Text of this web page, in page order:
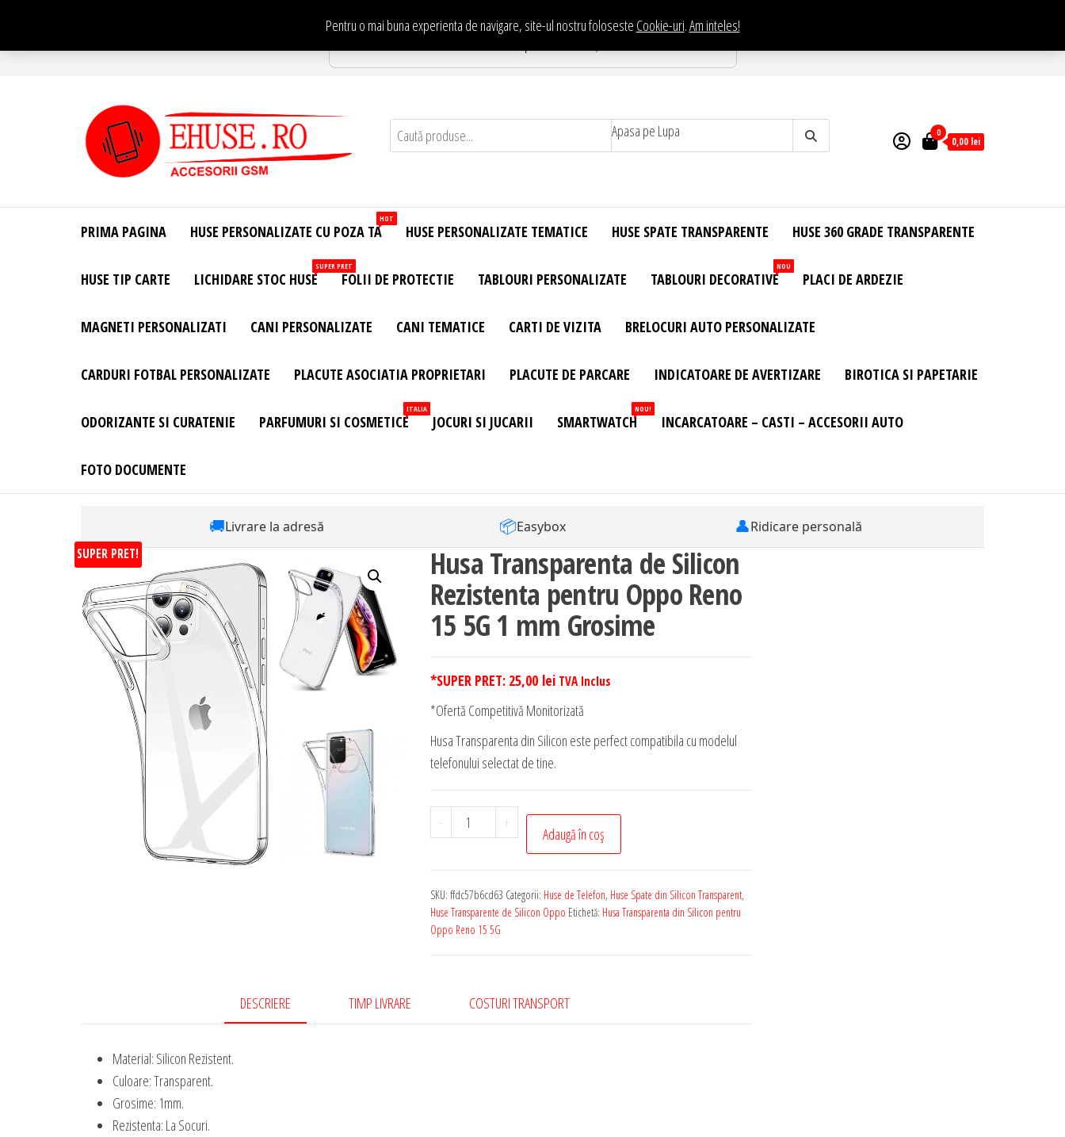
conținut
Pentru o mai buna experienta de navigare, site-ul nostru foloseste Cookie-uri.Am inteles!
Te asteptam in Showroom eHuse.ro
Site Oficial .
Huse
Personalizate
Huse
Personalizate
Telefon –
– Accesorii
Apasa pe Lupa 0
0,00 lei
PRIMA PAGINA HUSE PERSONALIZATE CU POZA TA
HOT
HUSE PERSONALIZATE TEMATICE HUSE SPATE TRANSPARENTE HUSE 360 GRADE TRANSPARENTE
HUSE TIP CARTE LICHIDARE STOC HUSE
SUPER PRET
FOLII DE PROTECTIE TABLOURI PERSONALIZATE TABLOURI DECORATIVE
NOU
PLACI DE ARDEZIE
MAGNETI PERSONALIZATI CANI PERSONALIZATE CANI TEMATICE CARTI DE VIZITA BRELOCURI AUTO PERSONALIZATE
CARDURI FOTBAL PERSONALIZATE PLACUTE ASOCIATIA PROPRIETARI PLACUTE DE PARCARE INDICATOARE DE AVERTIZARE BIROTICA SI PAPETARIE
ODORIZANTE SI CURATENIE PARFUMURI SI COSMETICE
ITALIA
JOCURI SI JUCARII SMARTWATCH
NOU!
INCARCATOARE – CASTI – ACCESORII AUTO
FOTO DOCUMENTE
🚚Livrare la adresă 📦Easybox 👤Ridicare personală
SUPER PRET! Husa Transparenta de Silicon
Rezistenta pentru Oppo Reno
15 5G 1 mm Grosime
*SUPER PRET: 25,00 lei TVA Inclus
*Ofertă Competitivă Monitorizată
Husa Transparenta din Silicon este perfect compatibila cu modelul
telefonului selectat de tine.
-
Cantitate
Husa
Silicon
Rezistenta
Reno
+
Adaugă în coș
SKU: ffdc57b6cd63 Categorii: Huse de Telefon, Huse Spate din Silicon Transparent,
Huse Transparente de Silicon Oppo Etichetă: Husa Transparenta din Silicon pentru
Oppo Reno 15 5G
DESCRIERE TIMP LIVRARE COSTURI TRANSPORT
Material: Silicon Rezistent.
Culoare: Transparent.
Grosime: 1mm.
Rezistenta: La Socuri.